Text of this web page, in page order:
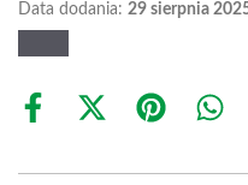
Data dodania: 29 sierpnia
Share
Share
(Twitter)
Share